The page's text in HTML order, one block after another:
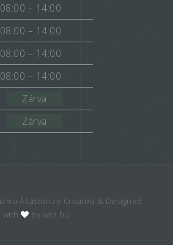
08:00 – 14:00
08:00 – 14:00
08:00 – 14:00
08:00 – 14:00
Zárva
Zárva
Állásbörze Created & Designed
with
by wsz.hu